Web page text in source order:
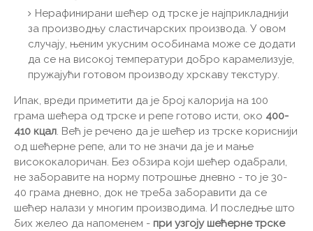
Нерафинирани шећер од трске је најприкладнији
за производњу сластичарских производа. У овом
случају, њеним укусним особинама може се додати
да се на високој температури добро карамелизује,
пружајући готовом производу хрскаву текстуру.
Ипак, вреди приметити да је број калорија на 100
грама шећера од трске и репе готово исти, око 400-
410 кцал. Већ је речено да је шећер из трске кориснији
од шећерне репе, али то не значи да је и мање
висококалоричан. Без обзира који шећер одабрали,
не заборавите на норму потрошње дневно - то је 30-
40 грама дневно, док не треба заборавити да се
шећер налази у многим производима. И последње што
бих желео да напоменем - при узгоју шећерне трске